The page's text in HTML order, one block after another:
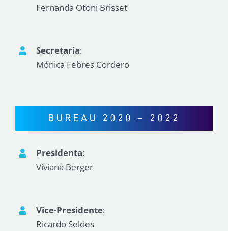
Fernanda Otoni Brisset
Secretaria:
Mónica Febres Cordero
BUREAU 2020 – 2022
Presidenta:
Viviana Berger
Vice-Presidente:
Ricardo Seldes